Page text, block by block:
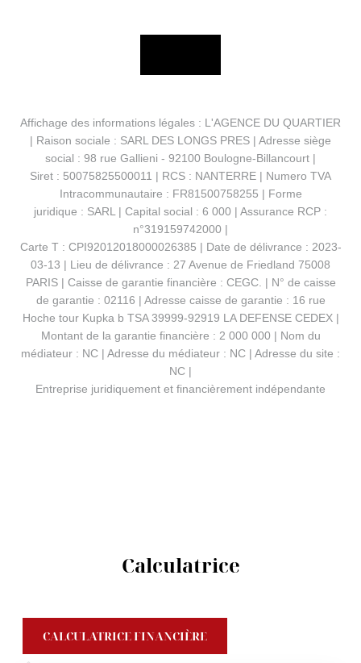
Affichage des informations légales : L'AGENCE DU QUARTIER
| Raison sociale : SARL DES LONGS PRES | Adresse siège
social : 98 rue Gallieni - 92100 Boulogne-Billancourt |
Siret : 50075825500011 | RCS : NANTERRE | Numero TVA
Intracommunautaire : FR81500758255 | Forme
juridique : SARL | Capital social : 6 000 | Assurance RCP :
n°319159742000 |
Carte T : CPI92012018000026385 | Date de délivrance : 2023-
03-13 | Lieu de délivrance : 27 Avenue de Friedland 75008
PARIS | Caisse de garantie financière : CEGC. | N° de caisse
de garantie : 02116 | Adresse caisse de garantie : 16 rue
Hoche tour Kupka b TSA 39999-92919 LA DEFENSE CEDEX |
Montant de la garantie financière : 2 000 000 | Nom du
médiateur : NC | Adresse du médiateur : NC | Adresse du site :
NC |
Entreprise juridiquement et financièrement indépendante
Calculatrice
CALCULATRICE FINANCIÈRE